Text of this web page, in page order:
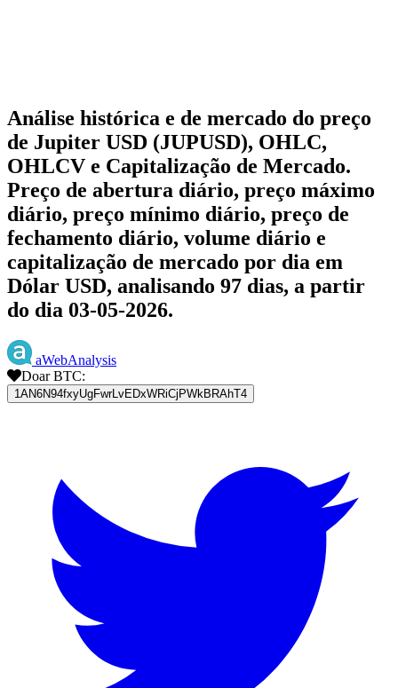
Análise histórica e de mercado do preço
de Jupiter USD (JUPUSD), OHLC,
OHLCV e Capitalização de Mercado.
Preço de abertura diário, preço máximo
diário, preço mínimo diário, preço de
fechamento diário, volume diário e
capitalização de mercado por dia em
Dólar USD, analisando 97 dias, a partir
do dia 03-05-2026.
aWebAnalysis
Doar BTC:
1AN6N94fxyUgFwrLvEDxWRiCjPWkBRAhT4